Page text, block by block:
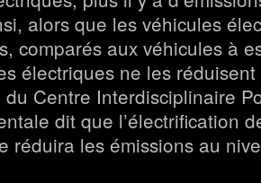
alors que les véhicules
comparés aux véhicules à
électriques ne les
Centre Interdisciplinaire
dit que l’électrification
réduira les émissions au